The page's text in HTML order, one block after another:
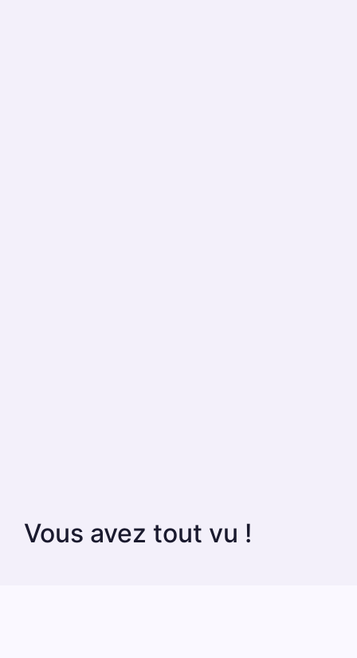
Vous avez tout vu !